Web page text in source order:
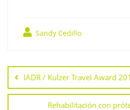
Sandy Cedillo
de
entradas
IADR / Kulzer Travel Award
Rehabilitación con